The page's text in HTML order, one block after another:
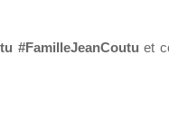
#FamilleJeanCoutu et